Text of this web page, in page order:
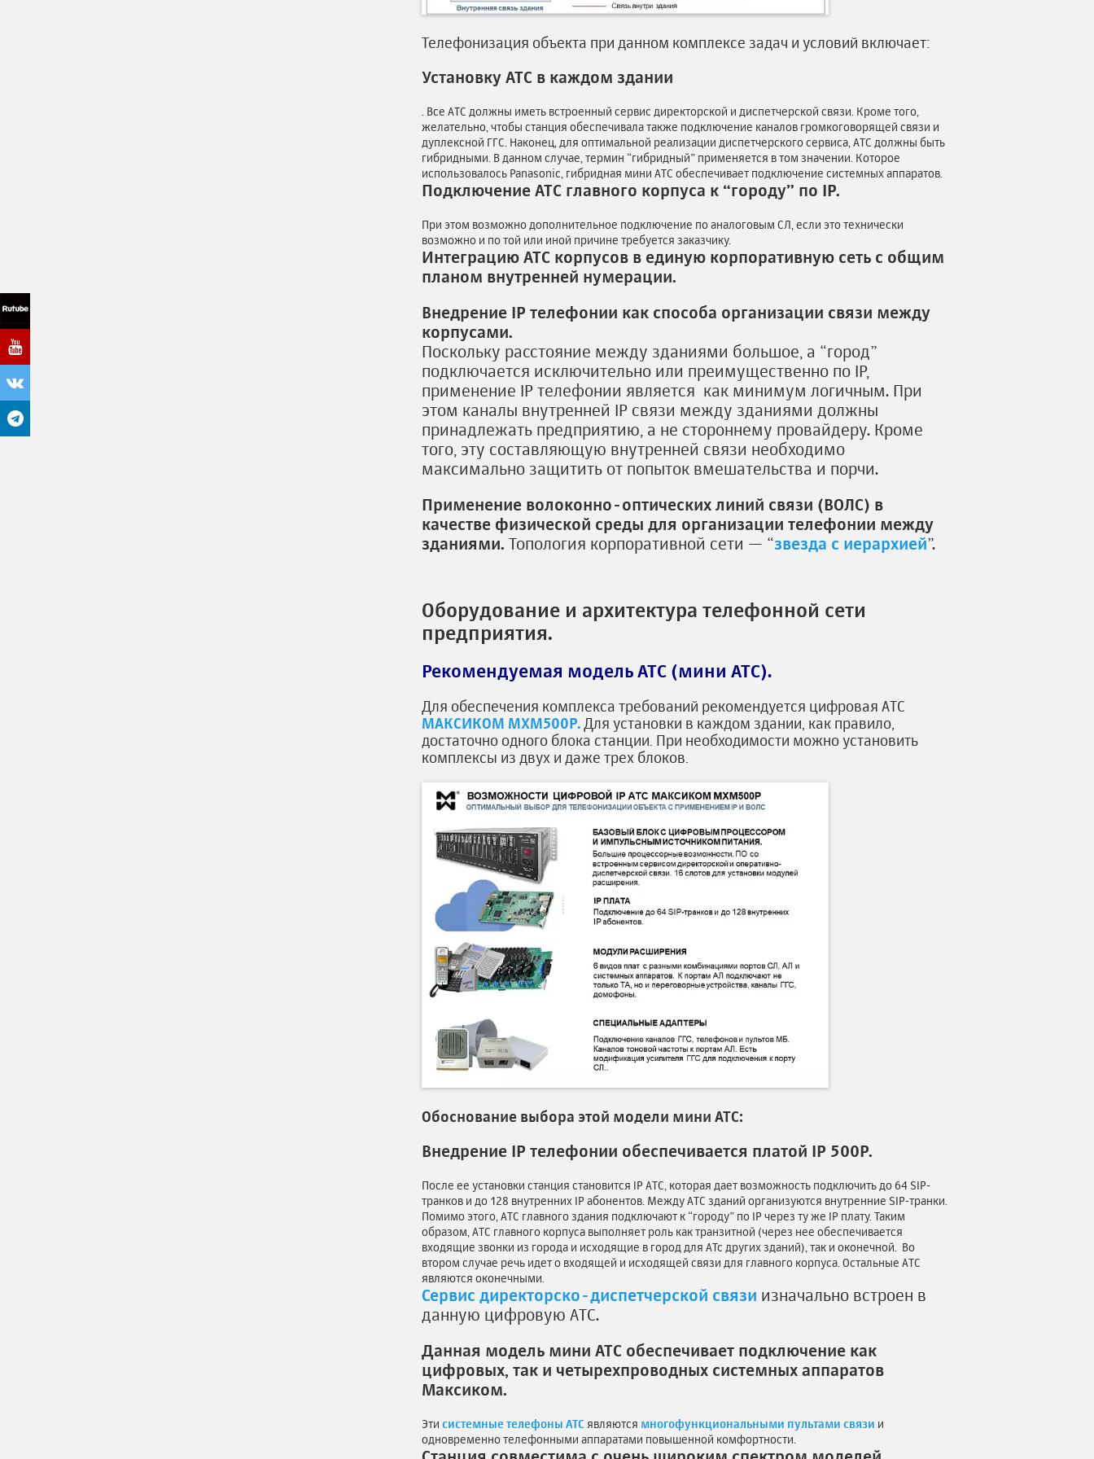
Телефонизация объекта при данном комплексе задач и условий включает:
Установку АТС в каждом здании
. Все АТС должны иметь встроенный сервис директорской и диспетчерской связи. Кроме того,
желательно, чтобы станция обеспечивала также подключение каналов громкоговорящей связи и
дуплексной ГГС. Наконец, для оптимальной реализации диспетчерского сервиса, АТС должны быть
гибридными. В данном случае, термин “гибридный” применяется в том значении. Которое
использовалось Panasonic, гибридная мини АТС обеспечивает подключение системных аппаратов.
Подключение АТС главного корпуса к “городу” по IP.
При этом возможно дополнительное подключение по аналоговым СЛ, если это технически
возможно и по той или иной причине требуется заказчику.
Интеграцию АТС корпусов в единую корпоративную сеть с общим
планом внутренней нумерации.
Внедрение IP телефонии как способа организации связи между
корпусами.
Поскольку расстояние между зданиями большое, а “город”
подключается исключительно или преимущественно по IP,
применение IP телефонии является как минимум логичным. При
этом каналы внутренней IP связи между зданиями должны
принадлежать предприятию, а не стороннему провайдеру. Кроме
того, эту составляющую внутренней связи необходимо
максимально защитить от попыток вмешательства и порчи.
Применение волоконно-оптических линий связи (ВОЛС) в
качестве физической среды для организации телефонии между
зданиями.Топология корпоративной сети — “звезда с иерархией”.
Оборудование и архитектура телефонной сети
предприятия.
Рекомендуемая модель АТС (мини АТС).
Для обеспечения комплекса требований рекомендуется цифровая АТС
МАКСИКОМ MXM500P. Для установки в каждом здании, как правило,
достаточно одного блока станции. При необходимости можно установить
комплексы из двух и даже трех блоков.
Обоснование выбора этой модели мини АТС:
Внедрение IP телефонии обеспечивается платой IP 500P.
После ее установки станция становится IP АТС, которая дает возможность подключить до 64 SIP-
транков и до 128 внутренних IP абонентов. Между АТС зданий организуются внутренние SIP-транки.
Помимо этого, АТС главного здания подключают к “городу” по IP через ту же IP плату. Таким
образом, АТС главного корпуса выполняет роль как транзитной (через нее обеспечивается
входящие звонки из города и исходящие в город для АТс других зданий), так и оконечной. Во
втором случае речь идет о входящей и исходящей связи для главного корпуса. Остальные АТС
являются оконечными.
Сервис директорско-диспетчерской связи изначально встроен в
данную цифровую АТС.
Данная модель мини АТС обеспечивает подключение как
цифровых, так и четырехпроводных системных аппаратов
Максиком.
Этисистемные телефоны АТС являются многофункциональными пультами связи и
одновременно телефонными аппаратами повышенной комфортности.